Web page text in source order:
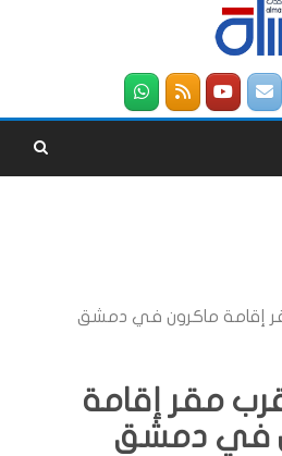
إقامة ماكرون في دمشق
قرب مقر إقامة
في دمشق